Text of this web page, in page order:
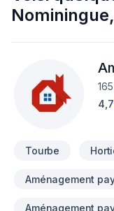
Nominingue,
4,7
Tourbe
Aménagement
Aménagement